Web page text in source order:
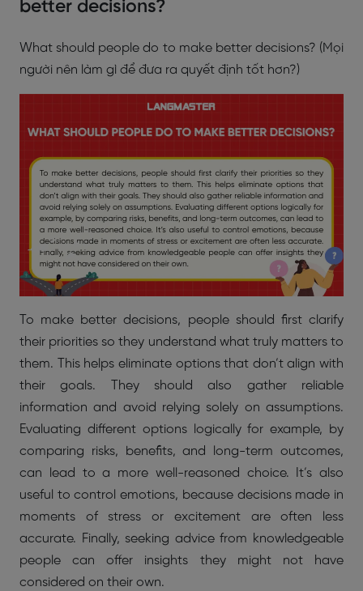
better decisions?
What should people do to make better decisions? (Mọi
người nên làm gì để đưa ra quyết định tốt hơn?)
To make better decisions, people should first clarify
their priorities so they understand what truly matters to
them. This helps eliminate options that don’t align with
their goals. They should also gather reliable
information and avoid relying solely on assumptions.
Evaluating different options logically for example, by
comparing risks, benefits, and long-term outcomes,
can lead to a more well-reasoned choice. It’s also
useful to control emotions, because decisions made in
moments of stress or excitement are often less
accurate. Finally, seeking advice from knowledgeable
people can offer insights they might not have
considered on their own.